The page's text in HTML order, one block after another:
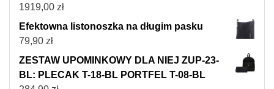
1919,00 zł
Efektowna listonoszka na długim pasku
79,90 zł
ZESTAW UPOMINKOWY DLA NIEJ ZUP-23-
BL: PLECAK T-18-BL PORTFEL T-08-BL